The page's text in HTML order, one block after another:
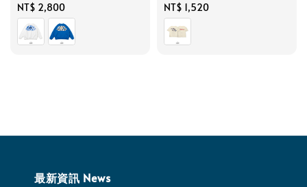
Regular
price
NT$ 2,800
Regular
price
NT$ 1,520
最新資訊 News